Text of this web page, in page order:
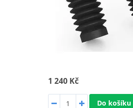
1 240 Kč
Do košíku